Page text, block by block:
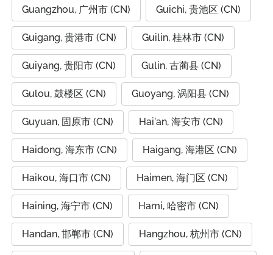
Guangzhou, 广州市 (CN) Guichi, 贵池区 (CN)
Guigang, 贵港市 (CN) Guilin, 桂林市 (CN)
Guiyang, 贵阳市 (CN) Gulin, 古蔺县 (CN)
Gulou, 鼓楼区 (CN) Guoyang, 涡阳县 (CN)
Guyuan, 固原市 (CN) Hai'an, 海安市 (CN)
Haidong, 海东市 (CN) Haigang, 海港区 (CN)
Haikou, 海口市 (CN) Haimen, 海门区 (CN)
Haining, 海宁市 (CN) Hami, 哈密市 (CN)
Handan, 邯郸市 (CN) Hangzhou, 杭州市 (CN)